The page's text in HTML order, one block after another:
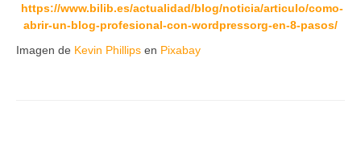
https://www.bilib.es/actualidad/blog/noticia/articulo/como-
abrir-un-blog-profesional-con-wordpressorg-en-8-pasos/
Imagen de Kevin Phillips en Pixabay